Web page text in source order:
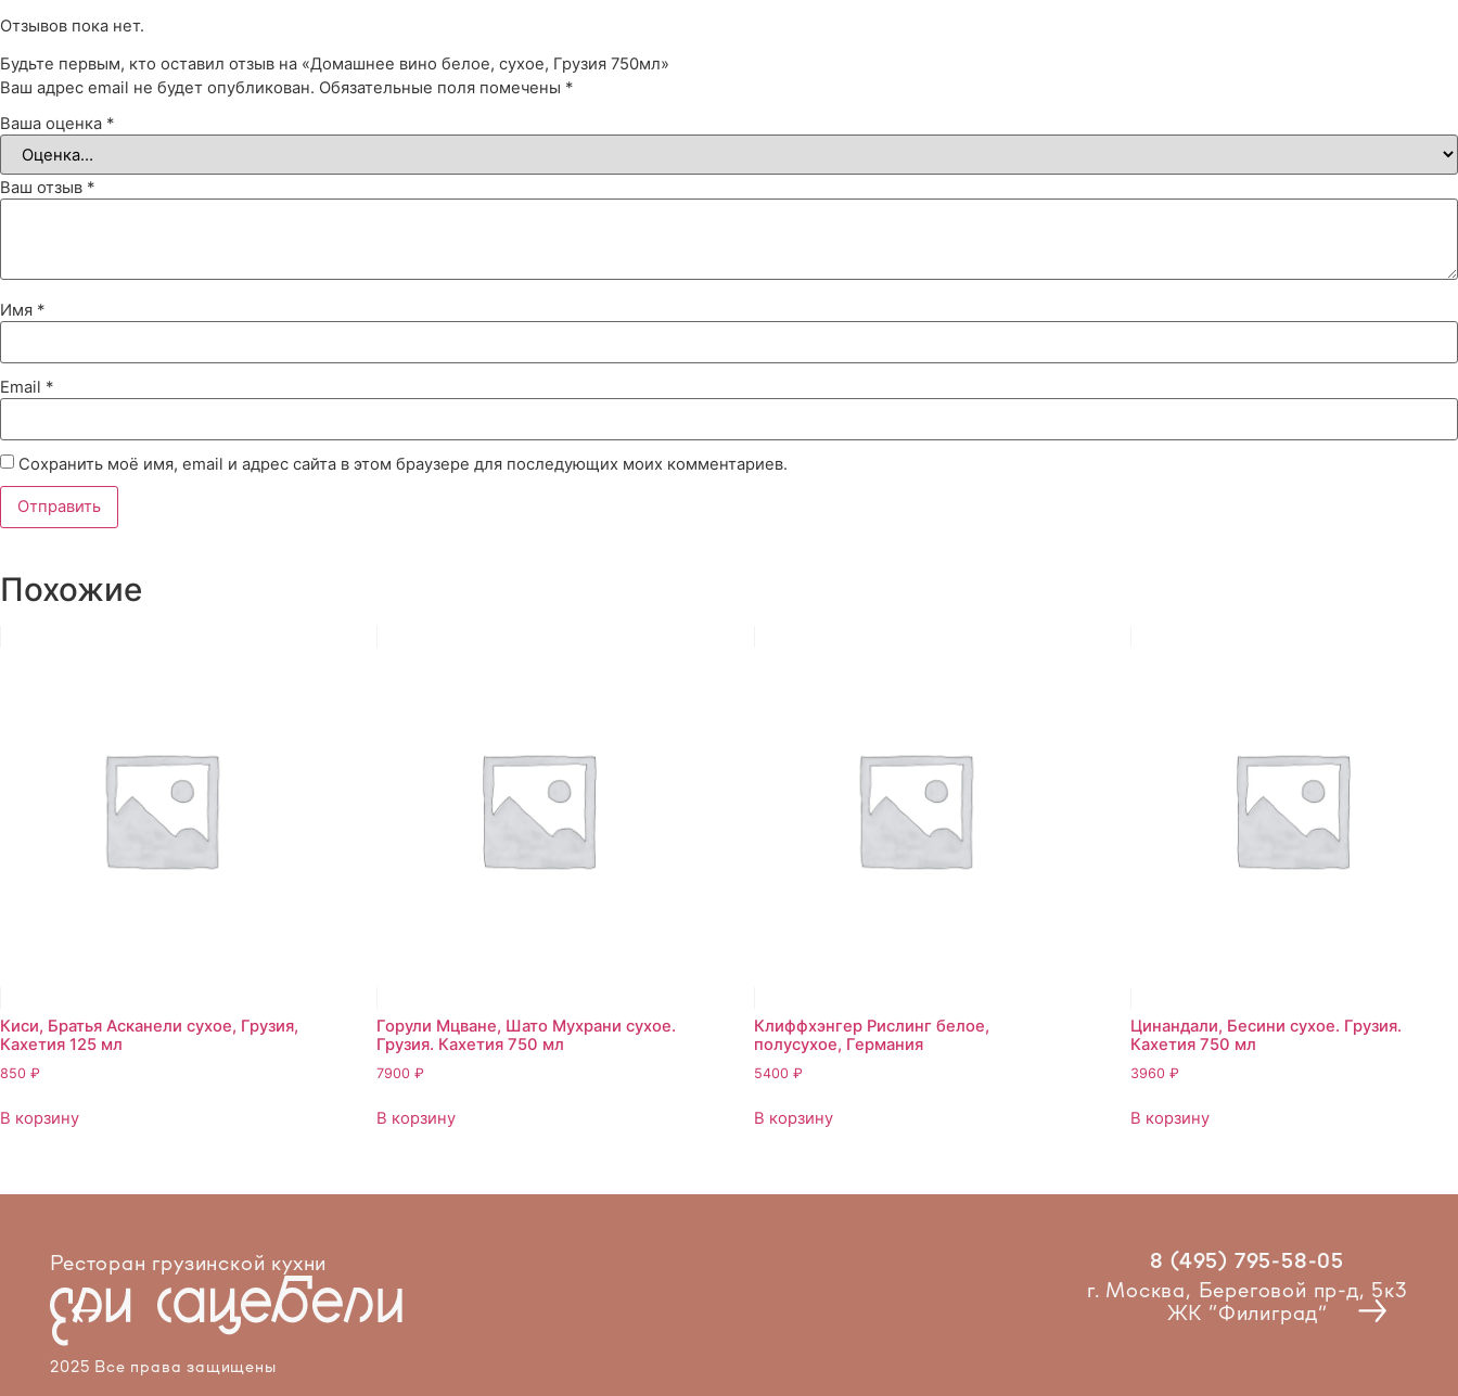
Отзывов пока нет.
Будьте первым, кто оставил отзыв на «Домашнее вино белое, сухое, Грузия 750мл»
Ваш адрес email не будет опубликован. Обязательные поля помечены *
Ваша оценка *
Ваш отзыв *
Имя *
Email *
Сохранить моё имя, email и адрес сайта в этом браузере для последующих моих комментариев.
Похожие
Киси, Братья Асканели сухое, Грузия,
Кахетия 125 мл
850 ₽
В корзину
Горули Мцване, Шато Мухрани сухое.
Грузия. Кахетия 750 мл
7900₽
В корзину
Клиффхэнгер Рислинг белое,
полусухое, Германия
5400 ₽
В корзину
Цинандали, Бесини сухое. Грузия.
Кахетия 750 мл
3960₽
В корзину
Ресторан грузинской кухни
2025 Все права защищены
8 (495) 795-58-05
г. Москва, Береговой пр-д, 5к3
ЖК “Филиград”